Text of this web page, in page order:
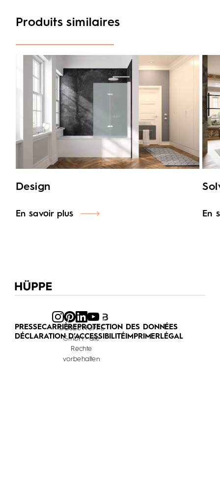
Produits similaires
Design
En savoir plus En
PRESSECARRIÈREPROTECTION DES DONNÉES
DÉCLARATION D’ACCESSIBILITÉIMPRIMERLÉGAL
© 2026 HÜPPE
GmbH - alle
Rechte
vorbehalten